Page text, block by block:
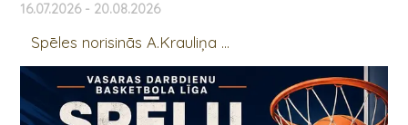
16.07.2026 - 20.08.2026
Spēles norisinās A.Krauliņa ...